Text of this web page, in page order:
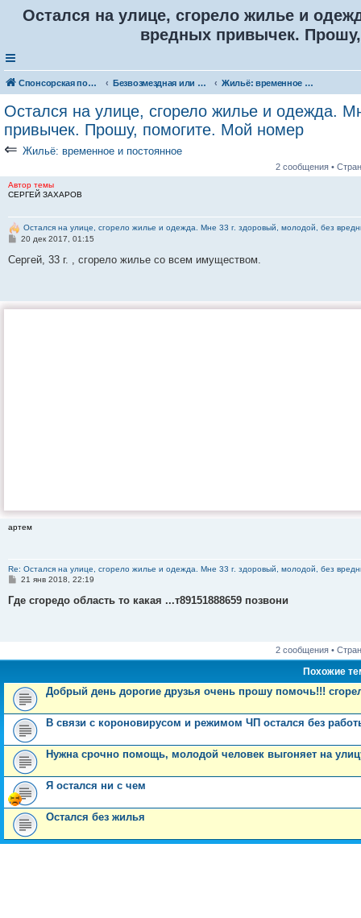
Остался на улице, сгорело жилье и
вредных привычек.
Спонсорская помощь. Разместите своё объявление в соответствующей рубрике Безвозмездная или условно-безвозмездная помощь Жильё: временное и постоянное
Остался на улице, сгорело жилье и одежда.
привычек. Прошу, помогите. Мой номер
⇐ Жильё: временное и постоянное
2 сообщения •
Автор темы
СЕРГЕЙ ЗАХАРОВ
Остался на улице, сгорело жилье и одежда. Мне 33 г. здоровый, молодой, без
С
о
б
20 дек 2017, 01:15
Сергей, 33 г. , сгорело жилье со всем имуществом.
артем
Re: Остался на улице, сгорело жилье и одежда. Мне 33 г. здоровый, молодой, без
С
о
б
21 янв 2018, 22:19
Где сгоредо область то какая ...т89151888659 позвони
2 сообщения •
Похожие
Добрый день дорогие друзья очень прошу помочь!!!
В связи с короновирусом и режимом ЧП остался без
Нужна срочно помощь, молодой человек выгоняет на
Я остался ни с чем
Остался без жилья